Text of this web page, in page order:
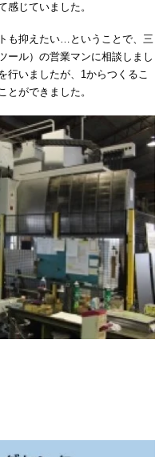
感じていました。
も抑えたい…ということで、三
ル）の営業マンに相談しまし
行いましたが、1からつくるこ
とができました。